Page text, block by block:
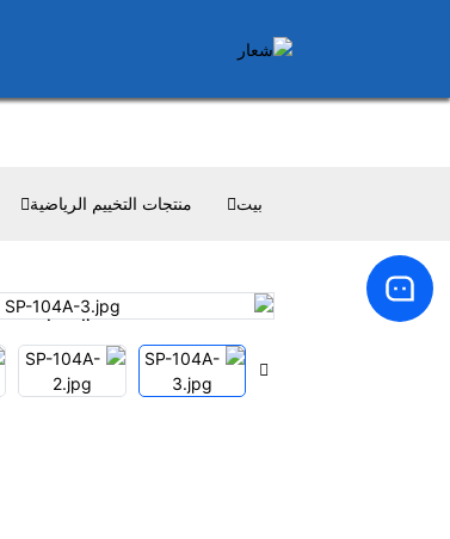
بيت منتجات التخييم الرياضية
Loading...
Loading...